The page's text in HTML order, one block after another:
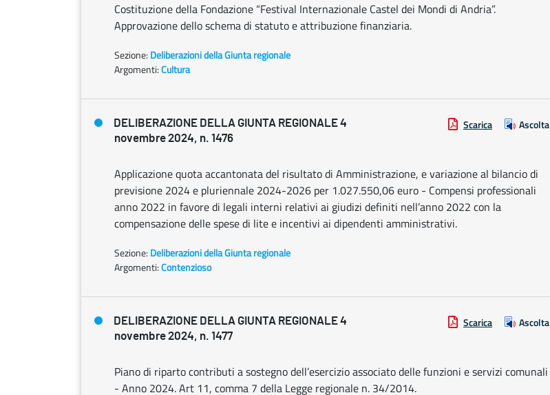
Costituzione della Fondazione “Festival Internazionale Castel dei Mondi di Andria”.
Approvazione dello schema di statuto e attribuzione finanziaria.
Sezione: Deliberazioni della Giunta regionale
Argomenti:Cultura
DELIBERAZIONE DELLA GIUNTA REGIONALE 4
novembre 2024, n. 1476
Scarica Ascolta
Applicazione quota accantonata del risultato di Amministrazione, e variazione al bilancio di
previsione 2024 e pluriennale 2024-2026 per 1.027.550,06 euro - Compensi professionali
anno 2022 in favore di legali interni relativi ai giudizi definiti nell’anno 2022 con la
compensazione delle spese di lite e incentivi ai dipendenti amministrativi.
Sezione: Deliberazioni della Giunta regionale
Argomenti:Contenzioso
DELIBERAZIONE DELLA GIUNTA REGIONALE 4
novembre 2024, n. 1477
Scarica Ascolta
Piano di riparto contributi a sostegno dell’esercizio associato delle funzioni e servizi comunali
- Anno 2024. Art 11, comma 7 della Legge regionale n. 34/2014.